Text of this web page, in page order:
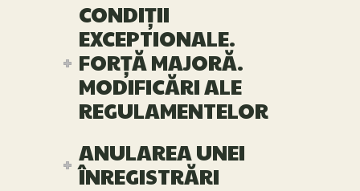
CONDIȚII
EXCEPTIONALE.
FORȚĂ MAJORĂ.
MODIFICĂRI ALE
REGULAMENTELOR
ANULAREA UNEI
ÎNREGISTRĂRI